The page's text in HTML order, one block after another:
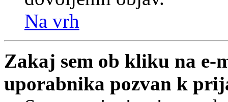
Na vrh
Zakaj sem ob kliku na e-
uporabnika pozvan k